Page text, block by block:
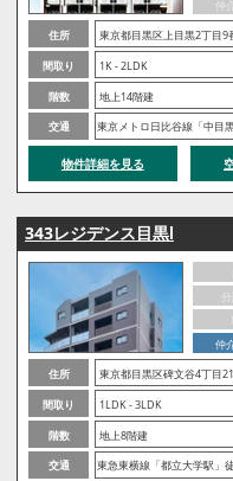
仲
住所
東京都目黒区上目黒2丁目9
間取り
1K - 2LDK
階数
地上14階建
交通
東京メトロ日比谷線「中目
物件詳細を見る
343レジデンス目黒Ⅰ
仲
住所
東京都目黒区碑文谷4丁目
間取り
1LDK - 3LDK
階数
地上8階建
交通
東急東横線「都立大学駅」